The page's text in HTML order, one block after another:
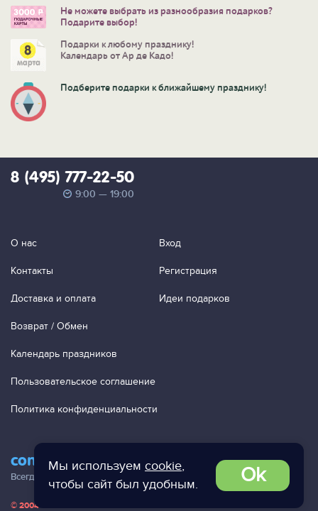
Мы используем cookie,
чтобы сайт был удобным.
Ok
Не можете выбрать из разнообразия подарков?
Подарите выбор!
Подарки к любому празднику!
Календарь от Ар де Кадо!
Подберите подарки к ближайшему празднику!
contact@ac-studio.ru
Всегда отвечаем на ваши письма!
8 (495) 777-22-50
9:00 — 19:00
О нас
Контакты
Доставка и оплата
Возврат / Обмен
Календарь праздников
Пользовательское соглашение
Политика конфиденциальности
Вход
Регистрация
Идеи подарков
© 2004 — 2026